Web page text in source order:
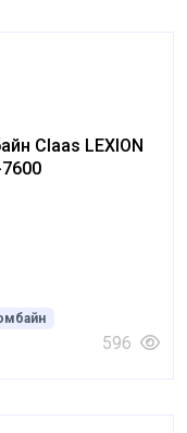
Claas LEXION
596